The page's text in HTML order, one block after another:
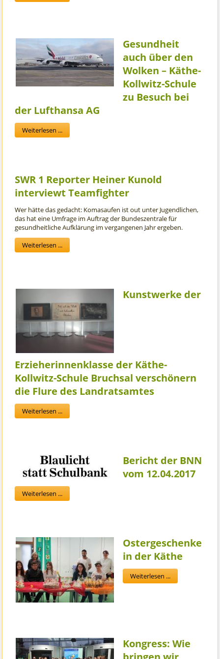
Gesundheit
auch über den
Wolken – Käthe-
Kollwitz-Schule
zu Besuch bei
der Lufthansa AG
Weiterlesen ...
SWR 1 Reporter Heiner Kunold
interviewt Teamfighter
Wer hätte das gedacht: Komasaufen ist out unter Jugendlichen,
das hat eine Umfrage im Auftrag der Bundeszentrale für
gesundheitliche Aufklärung im vergangenen Jahr ergeben.
Weiterlesen ...
Kunstwerke der
Erzieherinnenklasse der Käthe-
Kollwitz-Schule Bruchsal verschönern
die Flure des Landratsamtes
Weiterlesen ...
Bericht der BNN
vom 12.04.2017
Weiterlesen ...
Ostergeschenke
in der Käthe
Weiterlesen ...
Kongress: Wie